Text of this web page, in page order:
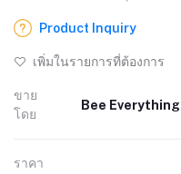
Product Inquiry
เพิ่มในรายการที่ต้องการ
ขาย
โดย
Bee
ราคา